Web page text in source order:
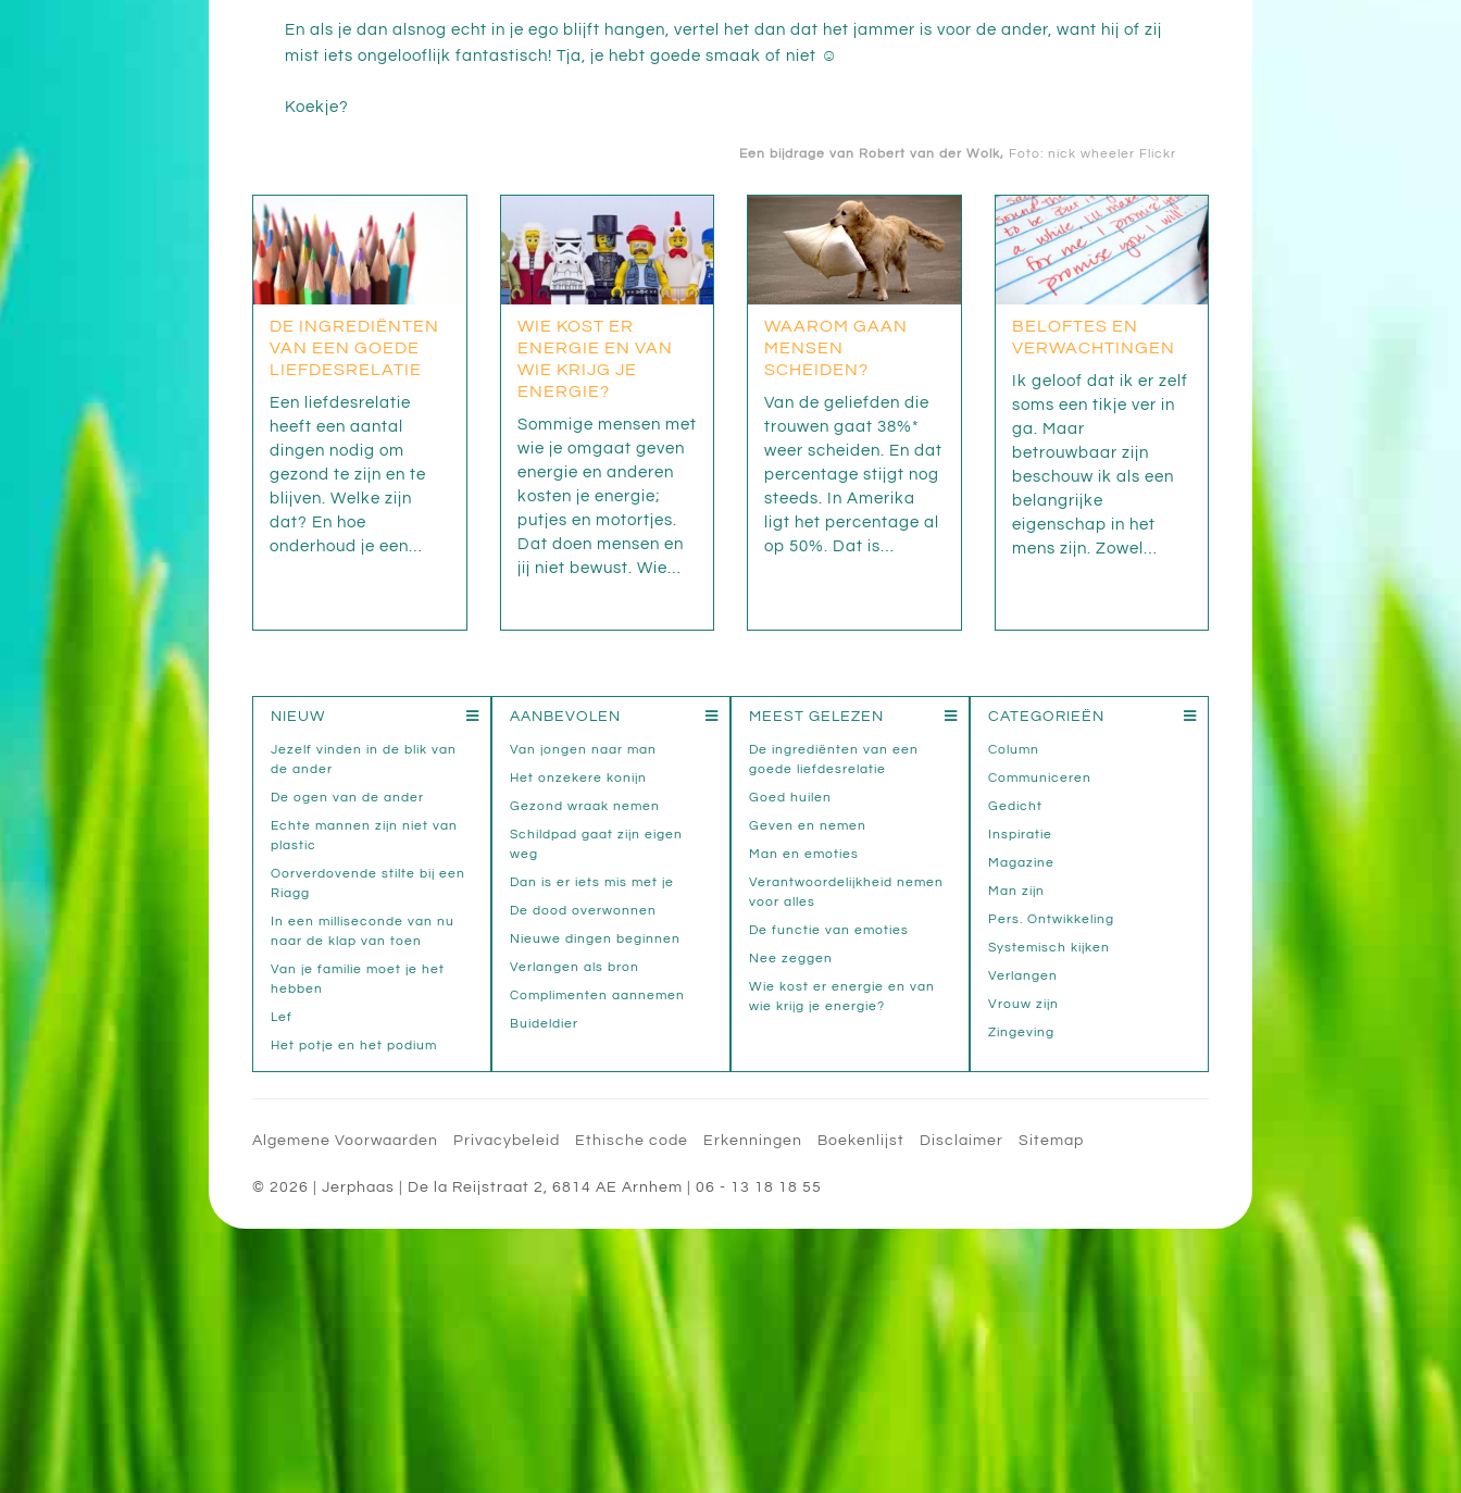
En als je dan alsnog echt in je ego blijft hangen, vertel het dan dat het jammer is voor de ander, want hij of zij
mist iets ongelooflijk fantastisch! Tja, je hebt goede smaak of niet ☺
Koekje?
Een bijdrage van Robert van der Wolk, Foto: nick wheeler Flickr
DE INGREDIËNTEN
VAN EEN GOEDE
LIEFDESRELATIE
Een liefdesrelatie
heeft een aantal
dingen nodig om
gezond te zijn en te
blijven. Welke zijn
dat? En hoe
onderhoud je een…
WIE KOST ER
ENERGIE EN VAN
WIE KRIJG JE
ENERGIE?
Sommige mensen met
wie je omgaat geven
energie en anderen
kosten je energie;
putjes en motortjes.
Dat doen mensen en
jij niet bewust. Wie…
WAAROM GAAN
MENSEN
SCHEIDEN?
Van de geliefden die
trouwen gaat 38%*
weer scheiden. En dat
percentage stijgt nog
steeds. In Amerika
ligt het percentage al
op 50%. Dat is…
BELOFTES EN
VERWACHTINGEN
Ik geloof dat ik er zelf
soms een tikje ver in
ga. Maar
betrouwbaar zijn
beschouw ik als een
belangrijke
eigenschap in het
mens zijn. Zowel…
NIEUW
Jezelf vinden in de blik van
de ander
De ogen van de ander
Echte mannen zijn niet van
plastic
Oorverdovende stilte bij een
Riagg
In een milliseconde van nu
naar de klap van toen
Van je familie moet je het
hebben
Lef
Het potje en het podium
AANBEVOLEN
Van jongen naar man
Het onzekere konijn
Gezond wraak nemen
Schildpad gaat zijn eigen
weg
Dan is er iets mis met je
De dood overwonnen
Nieuwe dingen beginnen
Verlangen als bron
Complimenten aannemen
Buideldier
MEEST GELEZEN
De ingrediënten van een
goede liefdesrelatie
Goed huilen
Geven en nemen
Man en emoties
Verantwoordelijkheid nemen
voor alles
De functie van emoties
Nee zeggen
Wie kost er energie en van
wie krijg je energie?
CATEGORIEËN
Column
Communiceren
Gedicht
Inspiratie
Magazine
Man zijn
Pers. Ontwikkeling
Systemisch kijken
Verlangen
Vrouw zijn
Zingeving
Algemene Voorwaarden Privacybeleid Ethische code Erkenningen Boekenlijst Disclaimer Sitemap
© 2026 | Jerphaas De la Reijstraat 2, 6814 AE Arnhem 06 - 13 18 18 55